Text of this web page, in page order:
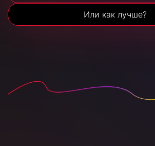
Или как лучше?